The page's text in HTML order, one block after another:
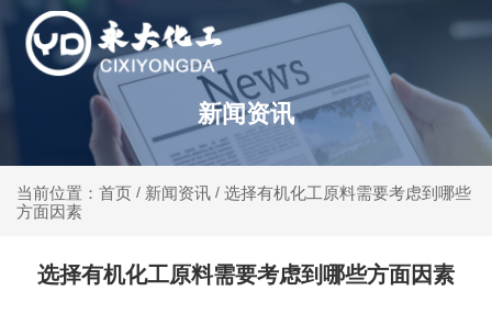
新闻资讯
当前位置：首页 / 新闻资讯 / 选择有机化工原料需要考虑到哪些
方面因素
选择有机化工原料需要考虑到哪些方面因素